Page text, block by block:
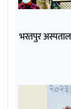
भरतपुर